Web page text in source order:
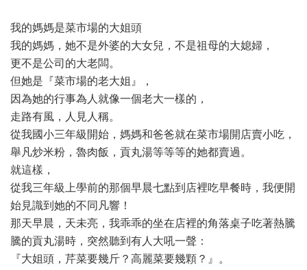
我的媽媽是菜市場的大姐頭
我的媽媽，她不是外婆的大女兒，不是祖母的大媳婦，
更不是公司的大老闆。
但她是『菜市場的老大姐』，
因為她的行事為人就像一個老大一樣的，
走路有風，人見人稱。
從我國小三年級開始，媽媽和爸爸就在菜市場開店賣小吃，
舉凡炒米粉，魯肉飯，貢丸湯等等等的她都賣過。
就這樣，
從我三年級上學前的那個早晨七點到店裡吃早餐時，我便開
始見識到她的不同凡響！
那天早晨，天未亮，我乖乖的坐在店裡的角落桌子吃著熱騰
騰的貢丸湯時，突然聽到有人大吼一聲：
『大姐頭，芹菜要幾斤？高麗菜要幾顆？』。